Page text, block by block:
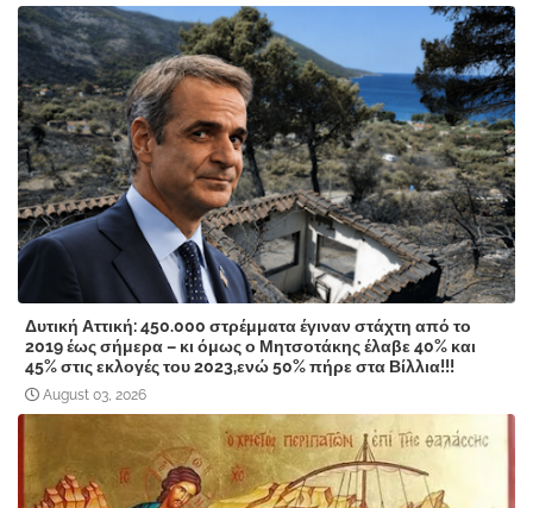
Δυτική Αττική: 450.000 στρέμματα έγιναν στάχτη από το
2019 έως σήμερα – κι όμως ο Μητσοτάκης έλαβε 40% και
45% στις εκλογές του 2023,ενώ 50% πήρε στα Βίλλια!!!
August 03, 2026